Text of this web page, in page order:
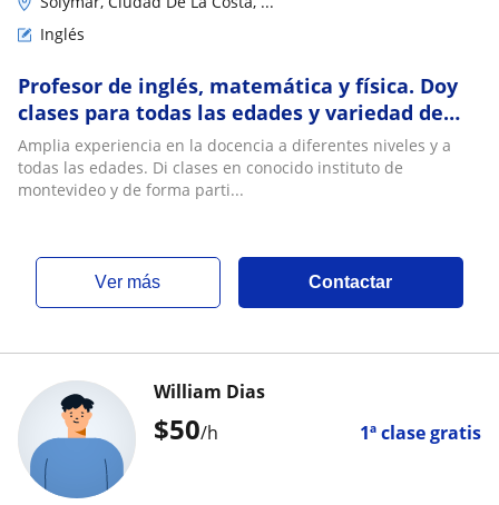
Inglés
Profesor de inglés, matemática y física. Doy
clases para todas las edades y variedad de
niveles
Amplia experiencia en la docencia a diferentes niveles y a
todas las edades. Di clases en conocido instituto de
montevideo y de forma parti...
ver más Contactar
$50/h 1ª clase gratis
William Dias